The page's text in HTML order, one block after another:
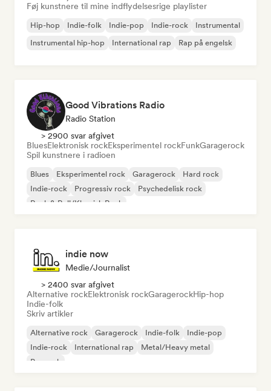
Føj kunstnere til mine indflydelsesrige playlister
Hip-hop Indie-folk Indie-pop Indie-rock
Instrumental
Instrumental hip-hop
International rap Rap på engelsk
Good Vibrations Radio
Radio Station
> 2900 svar afgivet
BluesElektronisk rockEksperimentel rockFunkGaragerock
Spil kunstnere i radioen
Blues Eksperimentel rock Garagerock
Hard rock
Indie-rock
Progressiv rock
Psychedelisk rock
Rock & Roll/Klassisk Rock
indie now
Medie/journalist
> 2400 svar afgivet
Alternative rockElektronisk rockGaragerockHip-hop
Indie-folk
Skriv artikler
Alternative rock Garagerock Indie-folk
Indie-pop
Indie-rock
International rap
Metal/Heavy metal
Poprock